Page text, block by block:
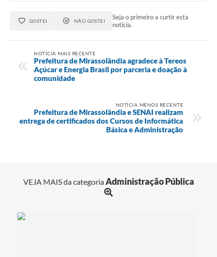
GOSTEI NÃO GOSTEI
Seja o primeiro a curtir esta
notícia.
NOTÍCIA MAIS RECENTE
Prefeitura de Mirassolândia agradece à Tereos
Açúcar e Energia Brasil por parceria e doação à
comunidade
NOTÍCIA MENOS RECENTE
Prefeitura de Mirassolândia e SENAI realizam
entrega de certificados dos Cursos de Informática
Básica e Administração
VEJA MAIS da categoriaAdministração Pública